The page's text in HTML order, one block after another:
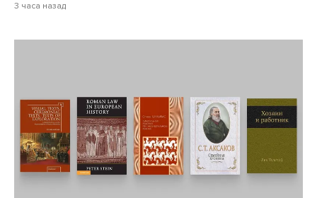
3 часа назад